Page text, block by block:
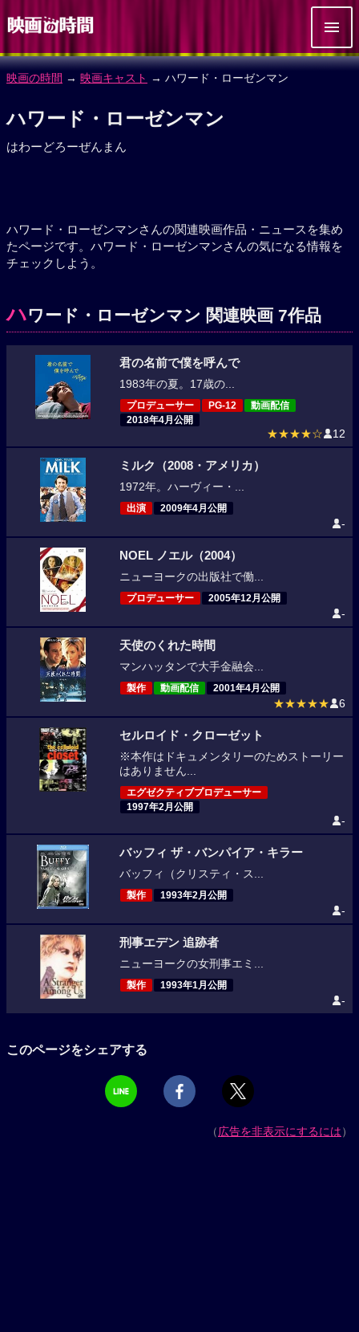
映画の時間 → 映画キャスト → ハワード・ローゼンマン
ハワード・ローゼンマン
はわーどろーぜんまん
ハワード・ローゼンマンさんの関連映画作品・ニュースを集め
たページです。ハワード・ローゼンマンさんの気になる情報を
チェックしよう。
ハワード・ローゼンマン 関連映画 7作品
君の名前で僕を呼んで
1983年の夏。17歳の...
プロデューサー PG-12
動画配信
2018年4月公開
★★★★☆ 12
ミルク（2008・アメリカ）
1972年。ハーヴィー・...
出演 2009年4月公開
-
NOEL ノエル（2004）
ニューヨークの出版社で働...
プロデューサー 2005年12月公開
-
天使のくれた時間
マンハッタンで大手金融会...
製作 動画配信 2001年4月公開
★★★★★ 6
セルロイド・クローゼット
※本作はドキュメンタリーのためストーリー
はありません...
エグゼクティブプロデューサー
1997年2月公開
-
バッフィ ザ・バンパイア・キラー
バッフィ（クリスティ・ス...
製作 1993年2月公開
-
刑事エデン 追跡者
ニューヨークの女刑事エミ...
製作 1993年1月公開
-
このページをシェアする
（広告を非表示にするには）